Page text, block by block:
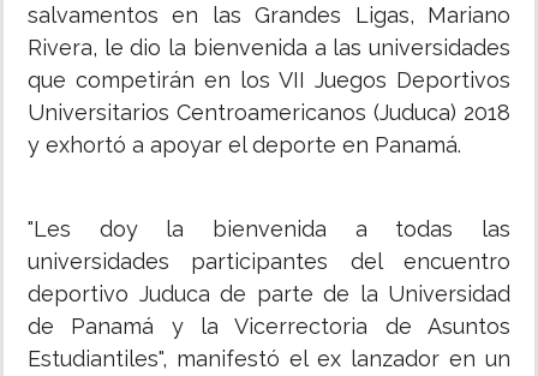
salvamentos en las Grandes Ligas, Mariano
Rivera, le dio la bienvenida a las universidades
que competirán en los VII Juegos Deportivos
Universitarios Centroamericanos (Juduca) 2018
y exhortó a apoyar el deporte en Panamá.
"Les doy la bienvenida a todas las
universidades participantes del encuentro
deportivo Juduca de parte de la Universidad
de Panamá y la Vicerrectoria de Asuntos
Estudiantiles", manifestó el ex lanzador en un